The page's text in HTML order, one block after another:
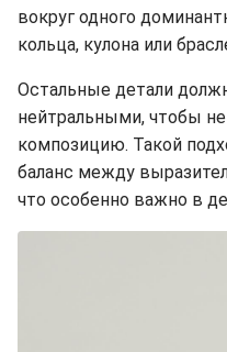
вокруг одного
кольца, кулона или
Остальные детали
нейтральными, чтобы
композицию. Такой
баланс между
что особенно важно в